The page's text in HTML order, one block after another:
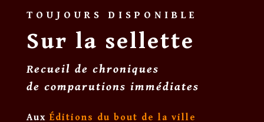
TOUJOURS DISPONIBLE
Sur la sellette
Recueil de chroniques
de comparutions immédiates
Aux Éditions du bout de la ville